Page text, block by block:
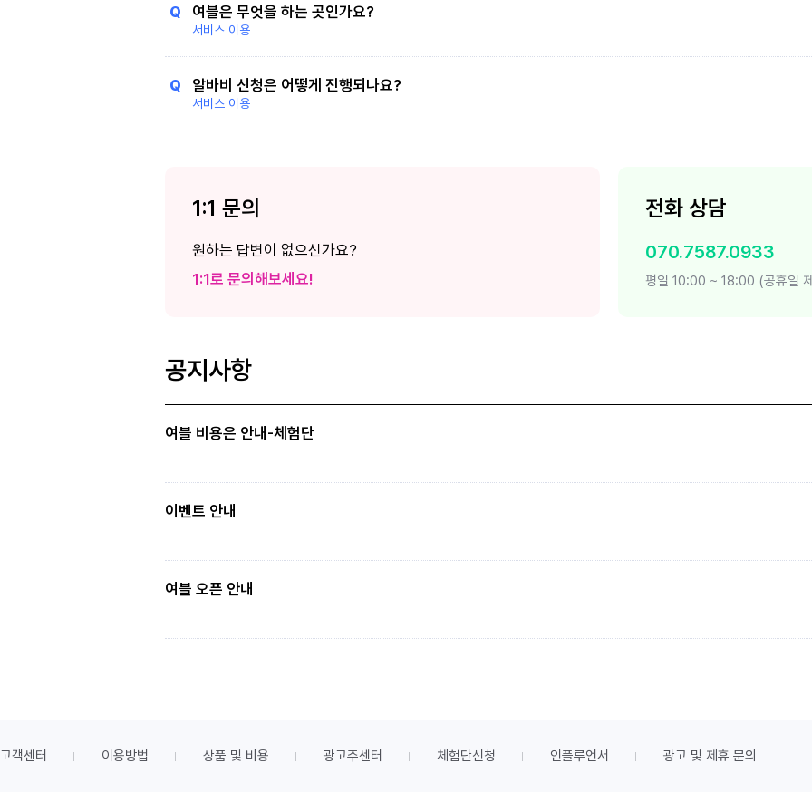
Q 여블은 무엇을 하는 곳인가요?
서비스 이용
Q 알바비 신청은 어떻게 진행되나요?
서비스 이용
1:1 문의
원하는 답변이 없으신가요?
1:1로 문의해보세요!
전화 상담
070.7587.0933
평일 10:00 ~ 18:00 (공휴일
공지사항
여블 비용은 안내-체험단
이벤트 안내
여블 오픈 안내
고객센터 이용방법 상품 및 비용 광고주센터 체험단신청 인플루언서 광고 및 제휴 문의